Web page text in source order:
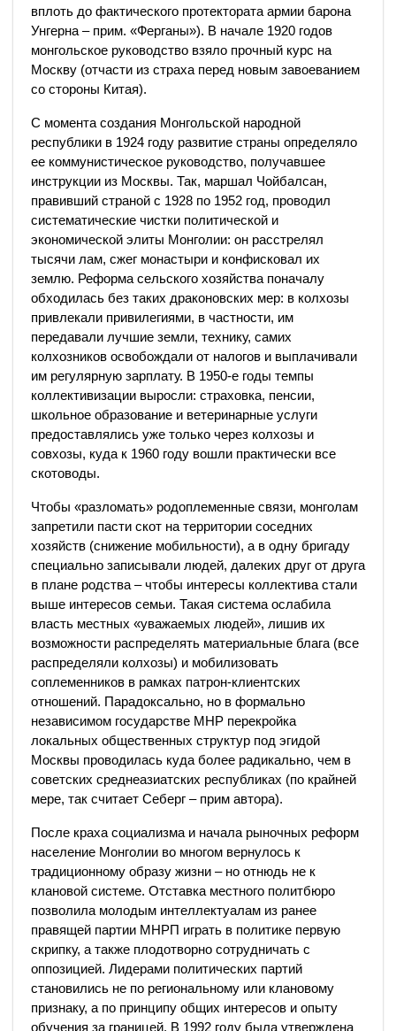
вплоть до фактического протектората армии барона
Унгерна – прим. «Ферганы»). В начале 1920 годов
монгольское руководство взяло прочный курс на
Москву (отчасти из страха перед новым завоеванием
со стороны Китая).
С момента создания Монгольской народной
республики в 1924 году развитие страны определяло
ее коммунистическое руководство, получавшее
инструкции из Москвы. Так, маршал Чойбалсан,
правивший страной с 1928 по 1952 год, проводил
систематические чистки политической и
экономической элиты Монголии: он расстрелял
тысячи лам, сжег монастыри и конфисковал их
землю. Реформа сельского хозяйства поначалу
обходилась без таких драконовских мер: в колхозы
привлекали привилегиями, в частности, им
передавали лучшие земли, технику, самих
колхозников освобождали от налогов и выплачивали
им регулярную зарплату. В 1950-е годы темпы
коллективизации выросли: страховка, пенсии,
школьное образование и ветеринарные услуги
предоставлялись уже только через колхозы и
совхозы, куда к 1960 году вошли практически все
скотоводы.
Чтобы «разломать» родоплеменные связи, монголам
запретили пасти скот на территории соседних
хозяйств (снижение мобильности), а в одну бригаду
специально записывали людей, далеких друг от друга
в плане родства – чтобы интересы коллектива стали
выше интересов семьи. Такая система ослабила
власть местных «уважаемых людей», лишив их
возможности распределять материальные блага (все
распределяли колхозы) и мобилизовать
соплеменников в рамках патрон-клиентских
отношений. Парадоксально, но в формально
независимом государстве МНР перекройка
локальных общественных структур под эгидой
Москвы проводилась куда более радикально, чем в
советских среднеазиатских республиках (по крайней
мере, так считает Себерг – прим автора).
После краха социализма и начала рыночных реформ
население Монголии во многом вернулось к
традиционному образу жизни – но отнюдь не к
клановой системе. Отставка местного политбюро
позволила молодым интеллектуалам из ранее
правящей партии МНРП играть в политике первую
скрипку, а также плодотворно сотрудничать с
оппозицией. Лидерами политических партий
становились не по региональному или клановому
признаку, а по принципу общих интересов и опыту
обучения за границей. В 1992 году была утверждена